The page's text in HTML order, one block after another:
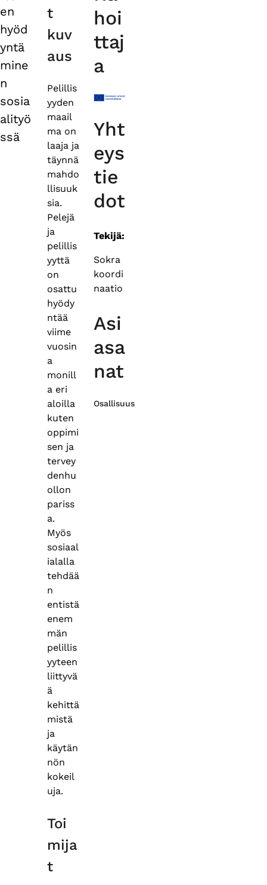
en
hyöd
yntä
mine
n
sosia
alityö
ssä
t
kuv
aus
Pelillis
yyden
maail
ma on
laaja ja
täynnä
mahdo
llisuuk
sia.
Pelejä
ja
pelillis
yyttä
on
osattu
hyödy
ntää
viime
vuosin
a
monill
a eri
aloilla
kuten
oppimi
sen ja
tervey
denhu
ollon
pariss
a.
Myös
sosiaal
ialalla
tehdää
n
entistä
enem
män
pelillis
yyteen
liittyvä
ä
kehittä
mistä
ja
käytän
nön
kokeil
uja.
Toi
mija
t
hoi
ttaj
a
Yht
eys
tie
dot
Tekijä:
Sokra
koordi
naatio
Asi
asa
nat
Osallisuus